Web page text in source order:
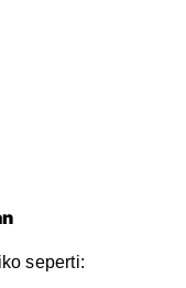
seperti: